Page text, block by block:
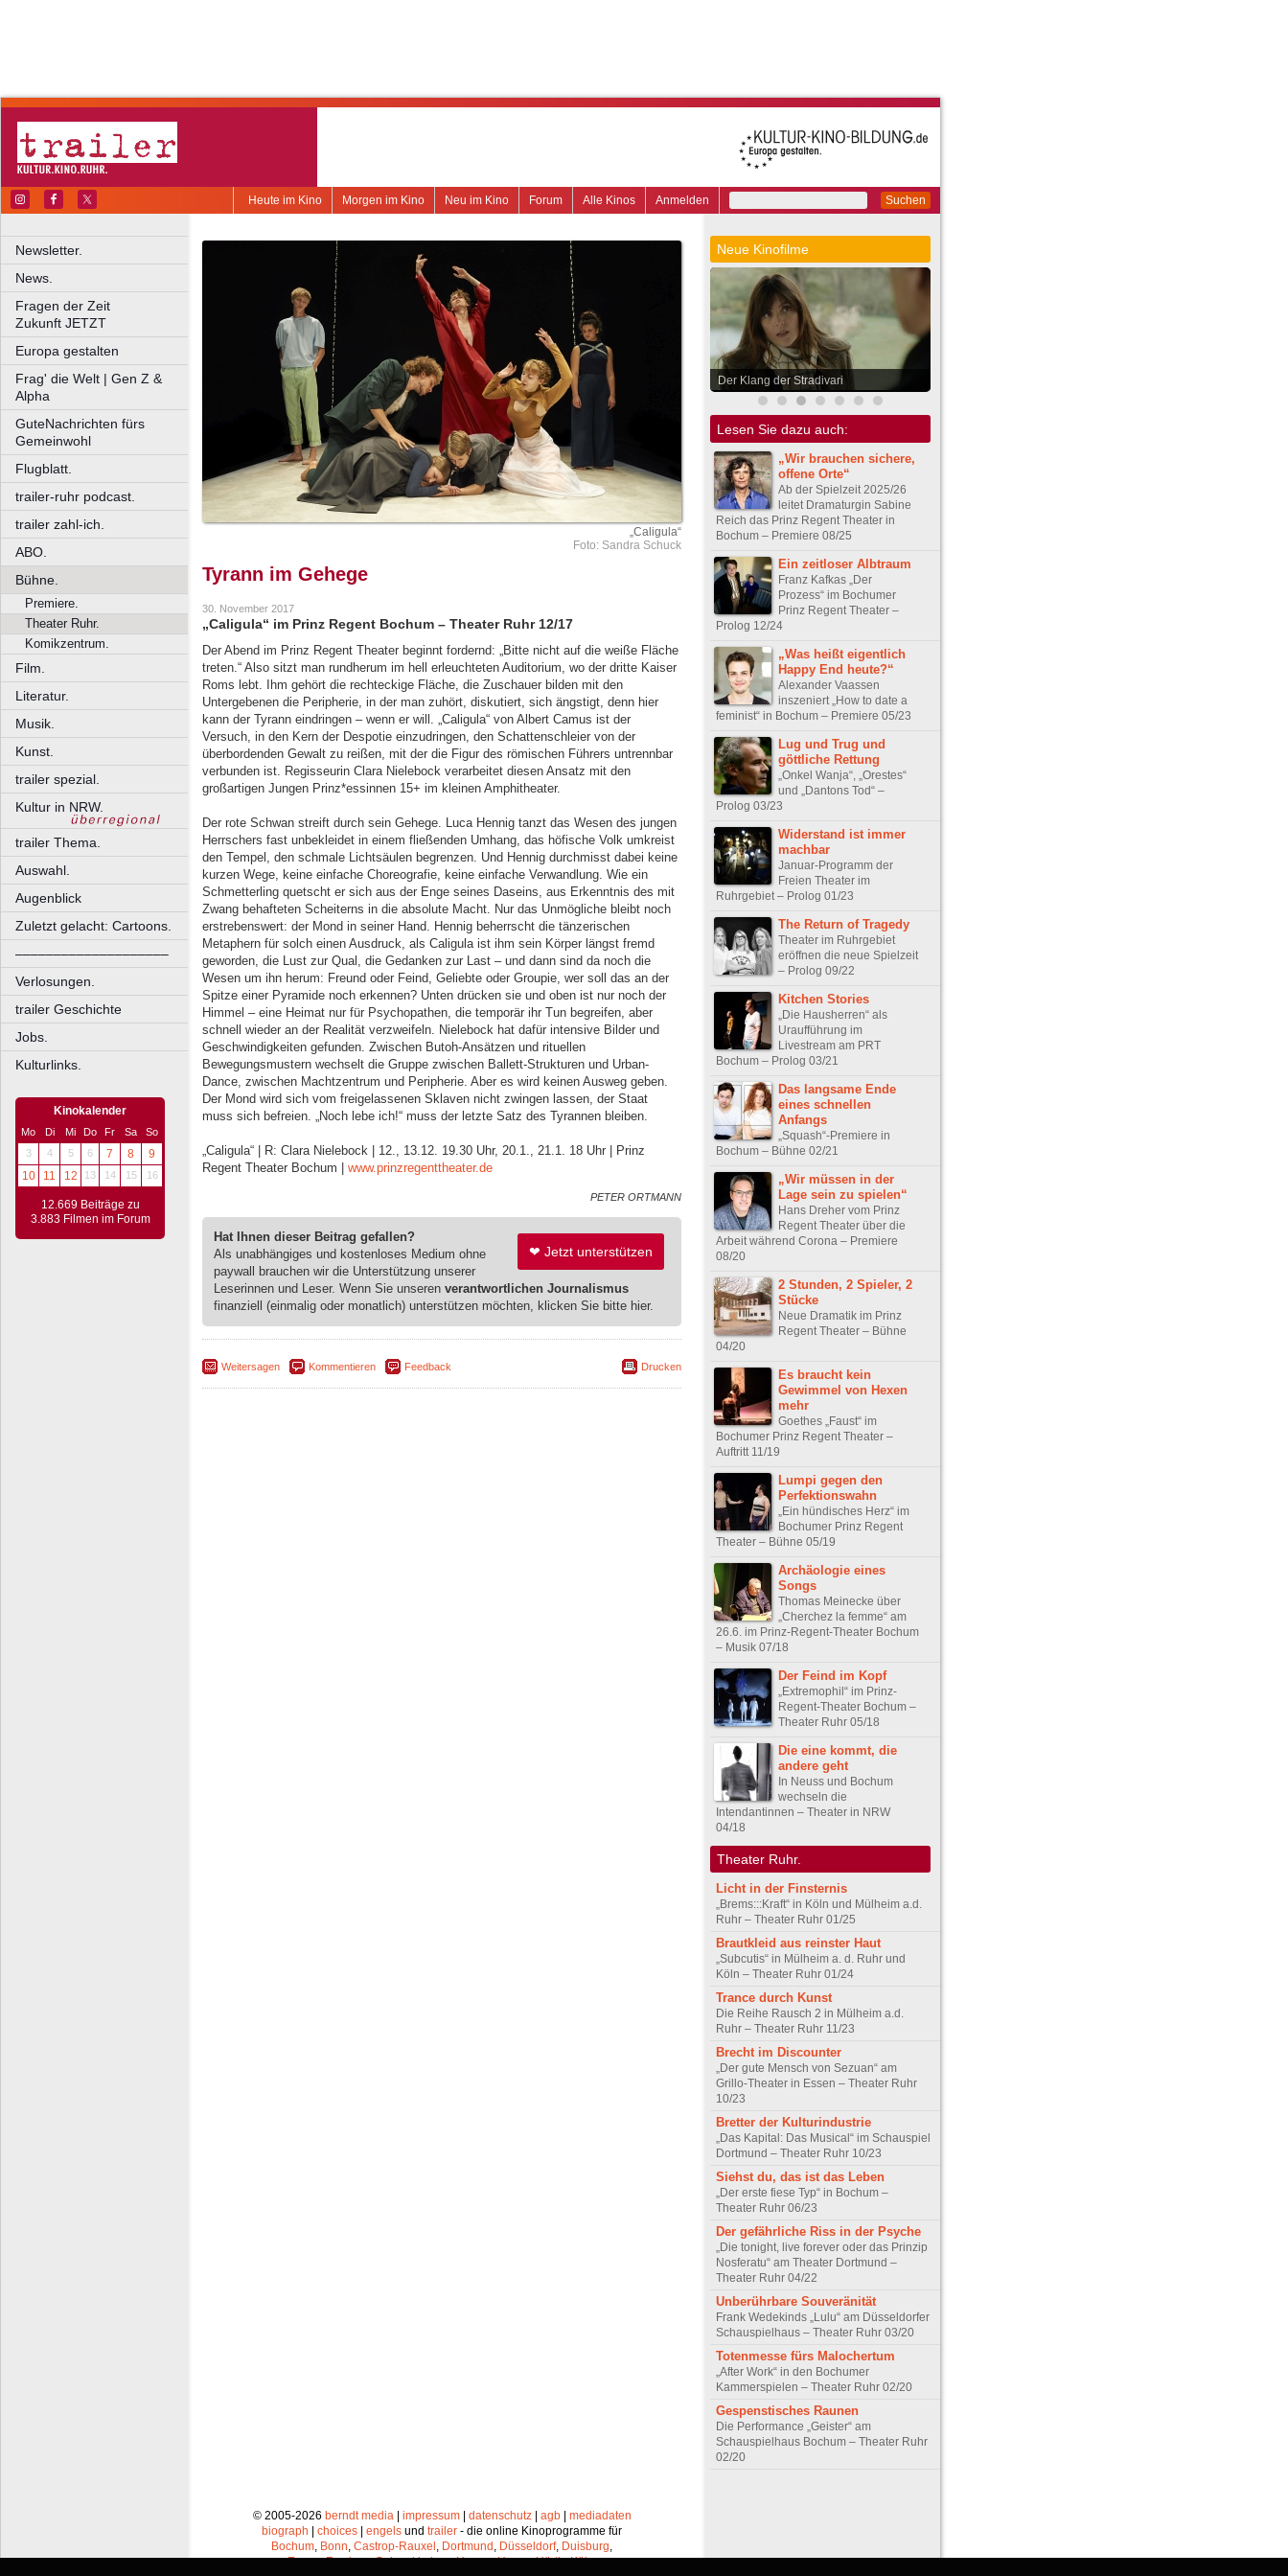
Suchen
Anmelden
Alle Kinos
Forum
Neu im Kino
Morgen im Kino
Heute im Kino
Newsletter.
News.
Fragen der Zeit
Zukunft JETZT
Europa gestalten
Frag' die Welt | Gen Z &
Alpha
GuteNachrichten fürs
Gemeinwohl
Flugblatt.
trailer-ruhr podcast.
trailer zahl-ich.
ABO.
Bühne.
Premiere.
Theater Ruhr.
Komikzentrum.
Film.
Literatur.
Musik.
Kunst.
trailer spezial.
Kultur in NRW.
trailer Thema.
Auswahl.
Augenblick
Zuletzt gelacht: Cartoons.
––––––––––––––––––––
Verlosungen.
trailer Geschichte
Jobs.
Kulturlinks.
Kinokalender
Mo Di Mi Do Fr Sa
So
3
4 5 6 7 8
9
10
11 12 13 14 15 16
12.669 Beiträge zu
3.883 Filmen im Forum
„Caligula“
Foto: Sandra Schuck
Tyrann im Gehege
30. November 2017
„Caligula“ im Prinz Regent Bochum – Theater Ruhr 12/17
Der Abend im Prinz Regent Theater beginnt fordernd: „Bitte nicht auf die weiße Fläche
treten.“ Also sitzt man rundherum im hell erleuchteten Auditorium, wo der dritte Kaiser
Roms lebt. Ihm gehört die rechteckige Fläche, die Zuschauer bilden mit den
Untergebenen die Peripherie, in der man zuhört, diskutiert, sich ängstigt, denn hier
kann der Tyrann eindringen – wenn er will. „Caligula“ von Albert Camus ist der
Versuch, in den Kern der Despotie einzudringen, den Schattenschleier von der
überbordenden Gewalt zu reißen, mit der die Figur des römischen Führers untrennbar
verbunden ist. Regisseurin Clara Nielebock verarbeitet diesen Ansatz mit den
großartigen Jungen Prinz*essinnen 15+ im kleinen Amphitheater.
Der rote Schwan streift durch sein Gehege. Luca Hennig tanzt das Wesen des jungen
Herrschers fast unbekleidet in einem fließenden Umhang, das höfische Volk umkreist
den Tempel, den schmale Lichtsäulen begrenzen. Und Hennig durchmisst dabei keine
kurzen Wege, keine einfache Choreografie, keine einfache Verwandlung. Wie ein
Schmetterling quetscht er sich aus der Enge seines Daseins, aus Erkenntnis des mit
Zwang behafteten Scheiterns in die absolute Macht. Nur das Unmögliche bleibt noch
erstrebenswert: der Mond in seiner Hand. Hennig beherrscht die tänzerischen
Metaphern für solch einen Ausdruck, als Caligula ist ihm sein Körper längst fremd
geworden, die Lust zur Qual, die Gedanken zur Last – und dann sind da noch die
Wesen um ihn herum: Freund oder Feind, Geliebte oder Groupie, wer soll das an der
Spitze einer Pyramide noch erkennen? Unten drücken sie und oben ist nur noch der
Himmel – eine Heimat nur für Psychopathen, die temporär ihr Tun begreifen, aber
schnell wieder an der Realität verzweifeln. Nielebock hat dafür intensive Bilder und
Geschwindigkeiten gefunden. Zwischen Butoh-Ansätzen und rituellen
Bewegungsmustern wechselt die Gruppe zwischen Ballett-Strukturen und Urban-
Dance, zwischen Machtzentrum und Peripherie. Aber es wird keinen Ausweg geben.
Der Mond wird sich vom freigelassenen Sklaven nicht zwingen lassen, der Staat
muss sich befreien. „Noch lebe ich!“ muss der letzte Satz des Tyrannen bleiben.
„Caligula“ | R: Clara Nielebock | 12., 13.12. 19.30 Uhr, 20.1., 21.1. 18 Uhr | Prinz
Regent Theater Bochum | www.prinzregenttheater.de
PETER ORTMANN
❤ Jetzt unterstützen
Hat Ihnen dieser Beitrag gefallen?
Als unabhängiges und kostenloses Medium ohne
paywall brauchen wir die Unterstützung unserer
Leserinnen und Leser. Wenn Sie unseren verantwortlichen Journalismus
finanziell (einmalig oder monatlich) unterstützen möchten, klicken Sie bitte hier.
Weitersagen Kommentieren Feedback Drucken
Neue Kinofilme
Der Klang der Stradivari
Lesen Sie dazu auch:
„Wir brauchen sichere,
offene Orte“
Ab der Spielzeit 2025/26
leitet Dramaturgin Sabine
Reich das Prinz Regent Theater in
Bochum – Premiere 08/25
Ein zeitloser Albtraum
Franz Kafkas „Der
Prozess“ im Bochumer
Prinz Regent Theater –
Prolog 12/24
„Was heißt eigentlich
Happy End heute?“
Alexander Vaassen
inszeniert „How to date a
feminist“ in Bochum – Premiere 05/23
Lug und Trug und
göttliche Rettung
„Onkel Wanja“, „Orestes“
und „Dantons Tod“ –
Prolog 03/23
Widerstand ist immer
machbar
Januar-Programm der
Freien Theater im
Ruhrgebiet – Prolog 01/23
The Return of Tragedy
Theater im Ruhrgebiet
eröffnen die neue Spielzeit
– Prolog 09/22
Kitchen Stories
„Die Hausherren“ als
Uraufführung im
Livestream am PRT
Bochum – Prolog 03/21
Das langsame Ende
eines schnellen
Anfangs
„Squash“-Premiere in
Bochum – Bühne 02/21
„Wir müssen in der
Lage sein zu spielen“
Hans Dreher vom Prinz
Regent Theater über die
Arbeit während Corona – Premiere
08/20
2 Stunden, 2 Spieler, 2
Stücke
Neue Dramatik im Prinz
Regent Theater – Bühne
04/20
Es braucht kein
Gewimmel von Hexen
mehr
Goethes „Faust“ im
Bochumer Prinz Regent Theater –
Auftritt 11/19
Lumpi gegen den
Perfektionswahn
„Ein hündisches Herz“ im
Bochumer Prinz Regent
Theater – Bühne 05/19
Archäologie eines
Songs
Thomas Meinecke über
„Cherchez la femme“ am
26.6. im Prinz-Regent-Theater Bochum
– Musik 07/18
Der Feind im Kopf
„Extremophil“ im Prinz-
Regent-Theater Bochum –
Theater Ruhr 05/18
Die eine kommt, die
andere geht
In Neuss und Bochum
wechseln die
Intendantinnen – Theater in NRW
04/18
Theater Ruhr.
Licht in der Finsternis
„Brems:::Kraft“ in Köln und Mülheim a.d.
Ruhr – Theater Ruhr 01/25
Brautkleid aus reinster Haut
„Subcutis“ in Mülheim a. d. Ruhr und
Köln – Theater Ruhr 01/24
Trance durch Kunst
Die Reihe Rausch 2 in Mülheim a.d.
Ruhr – Theater Ruhr 11/23
Brecht im Discounter
„Der gute Mensch von Sezuan“ am
Grillo-Theater in Essen – Theater Ruhr
10/23
Bretter der Kulturindustrie
„Das Kapital: Das Musical“ im Schauspiel
Dortmund – Theater Ruhr 10/23
Siehst du, das ist das Leben
„Der erste fiese Typ“ in Bochum –
Theater Ruhr 06/23
Der gefährliche Riss in der Psyche
„Die tonight, live forever oder das Prinzip
Nosferatu“ am Theater Dortmund –
Theater Ruhr 04/22
Unberührbare Souveränität
Frank Wedekinds „Lulu“ am Düsseldorfer
Schauspielhaus – Theater Ruhr 03/20
Totenmesse fürs Malochertum
„After Work“ in den Bochumer
Kammerspielen – Theater Ruhr 02/20
Gespenstisches Raunen
Die Performance „Geister“ am
Schauspielhaus Bochum – Theater Ruhr
02/20
© 2005-2026 berndt media| impressum| datenschutz| agb| mediadaten
biograph
choices engels und trailer - die online Kinoprogramme für
Bochum, Bonn, Castrop-Rauxel , Dortmund , Düsseldorf, Duisburg,
Essen,Frechen,Gelsenkirchen,Hagen,Herne,Hürth,Köln,